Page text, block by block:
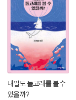
내일도 돌고래를 볼 수
있을까?